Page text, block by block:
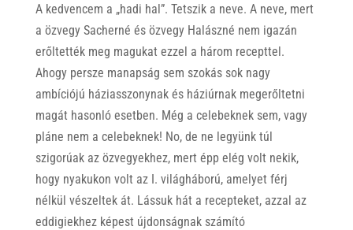
A kedvencem a „hadi hal”. Tetszik a neve. A neve, mert
a özvegy Sacherné és özvegy Halászné nem igazán
erőltették meg magukat ezzel a három recepttel.
Ahogy persze manapság sem szokás sok nagy
ambíciójú háziasszonynak és háziúrnak megerőltetni
magát hasonló esetben. Még a celebeknek sem, vagy
pláne nem a celebeknek! No, de ne legyünk túl
szigorúak az özvegyekhez, mert épp elég volt nekik,
hogy nyakukon volt az I. világháború, amelyet férj
nélkül vészeltek át. Lássuk hát a recepteket, azzal az
eddigiekhez képest újdonságnak számító